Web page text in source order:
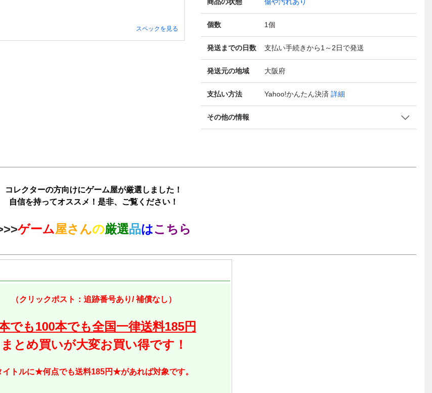
スペックを見る 個数 1個
発送までの日数 支払い手続きから1～2日で発送
発送元の地域 大阪府
支払い方法 Yahoo!かんたん決済 詳細
その他の情報